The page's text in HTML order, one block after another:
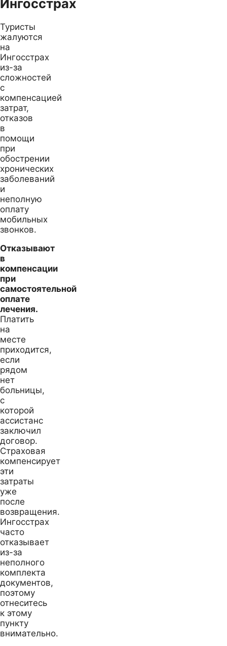
Ингосстрах
Туристы
жалуются
на
Ингосстрах
из-за
сложностей
с
компенсацией
затрат,
отказов
в
помощи
при
обострении
хронических
заболеваний
и
неполную
оплату
мобильных
звонков.
Отказывают
в
компенсации
при
самостоятельной
оплате
лечения.
Платить
на
месте
приходится,
если
рядом
нет
больницы,
с
которой
ассистанс
заключил
договор.
Страховая
компенсирует
эти
затраты
уже
после
возвращения.
Ингосстрах
часто
отказывает
из-за
неполного
комплекта
документов,
поэтому
отнеситесь
к этому
пункту
внимательно.